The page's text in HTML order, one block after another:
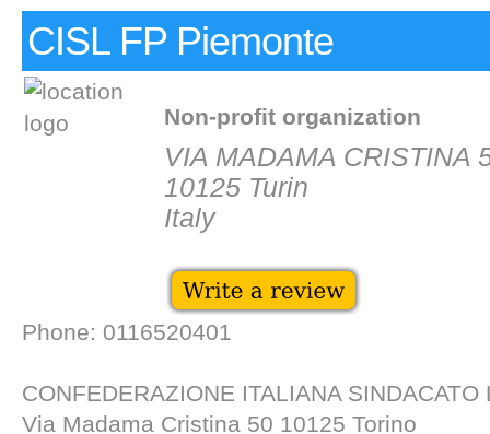
CISL FP Piemonte
Non-profit organization
VIA MADAMA CRISTINA
10125 Turin
Italy
Phone: 0116520401
CONFEDERAZIONE ITALIANA SINDACATO
Via Madama Cristina 50 10125 Torino